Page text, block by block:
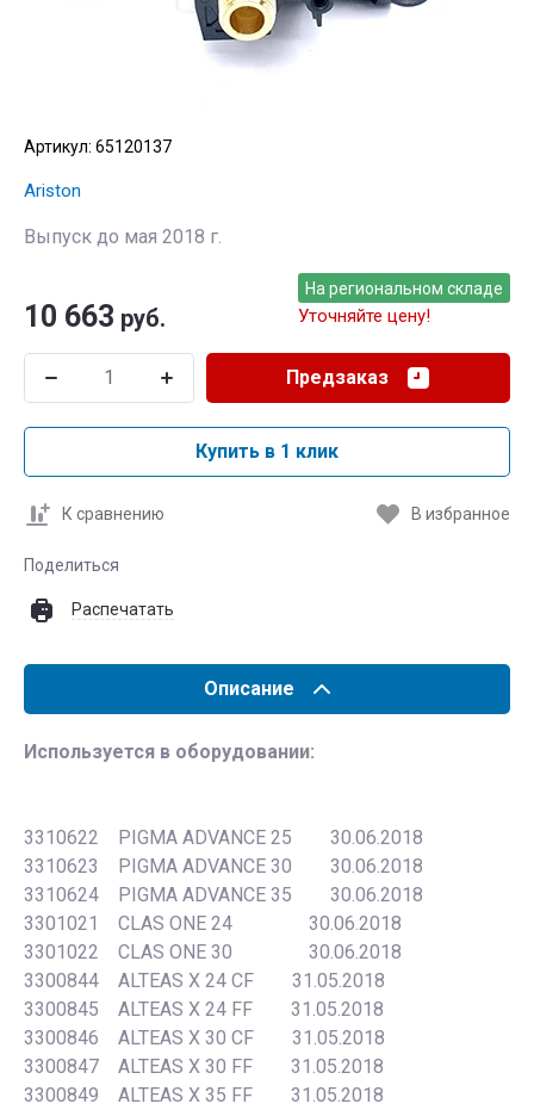
Артикул: 65120137
Ariston
Выпуск до мая 2018 г.
На региональном складе
Уточняйте цену!
10 663 руб.
Предзаказ
Купить в 1 клик
К сравнению В избранное
Поделиться
Распечатать
Описание
Используется в оборудовании:
3310622 PIGMA ADVANCE 25 30.06.2018
3310623 PIGMA ADVANCE 30 30.06.2018
3310624 PIGMA ADVANCE 35 30.06.2018
3301021 CLAS ONE 24 30.06.2018
3301022 CLAS ONE 30 30.06.2018
3300844 ALTEAS X 24 CF 31.05.2018
3300845 ALTEAS X 24 FF 31.05.2018
3300846 ALTEAS X 30 CF 31.05.2018
3300847 ALTEAS X 30 FF 31.05.2018
3300849 ALTEAS X 35 FF 31.05.2018